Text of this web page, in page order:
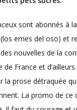
sont abonnés à
(los emes del oso) et
nouvelles de la
de France et
la prose détraquée
La promo de ce